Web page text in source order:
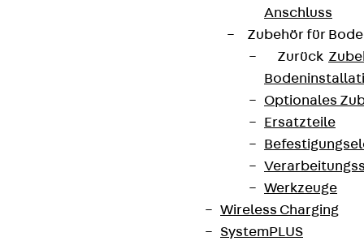
Anschluss
Zubehör für
Zurück
Optionales
Ersatzteile
Werkzeuge
Wireless Charging
SystemPLUS